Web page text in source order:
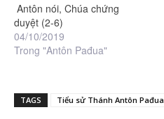
Antôn nói, Chúa chứng
duyệt (2-6)
04/10/2019
Trong "Antôn Pađua"
TAGS Tiểu sử Thánh Antôn Pađua